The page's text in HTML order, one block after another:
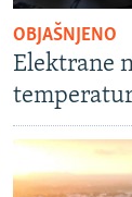
OBJAŠNJENO
Elektrane